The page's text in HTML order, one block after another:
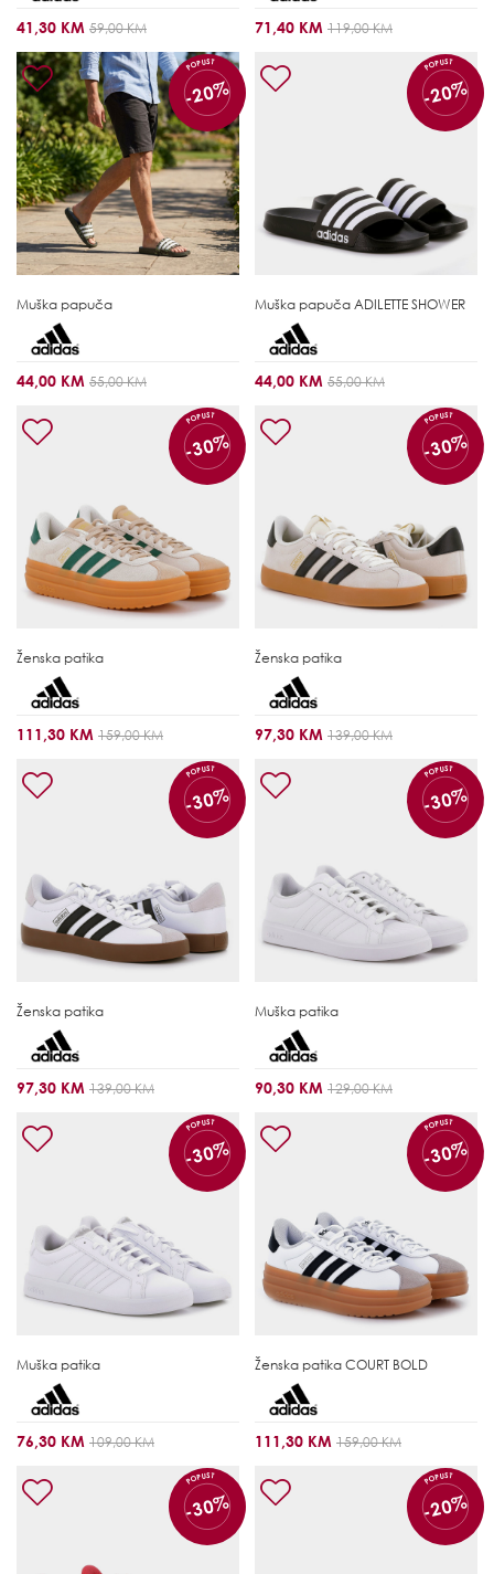
41,30 KM 59,00 KM 71,40 KM 119,00 KM
POPUST
-20%
Muška papuča
44,00 KM 55,00 KM
POPUST
-20%
Muška papuča ADILETTE SHOWER
44,00 KM 55,00 KM
POPUST
-30%
Ženska patika
111,30 KM 159,00 KM
POPUST
-30%
Ženska patika
97,30 KM 139,00 KM
POPUST
-30%
Ženska patika
97,30 KM 139,00 KM
POPUST
-30%
Muška patika
90,30 KM 129,00 KM
POPUST
-30%
Muška patika
76,30 KM 109,00 KM
POPUST
-30%
Ženska patika COURT BOLD
111,30 KM 159,00 KM
POPUST
-30%
POPUST
-20%